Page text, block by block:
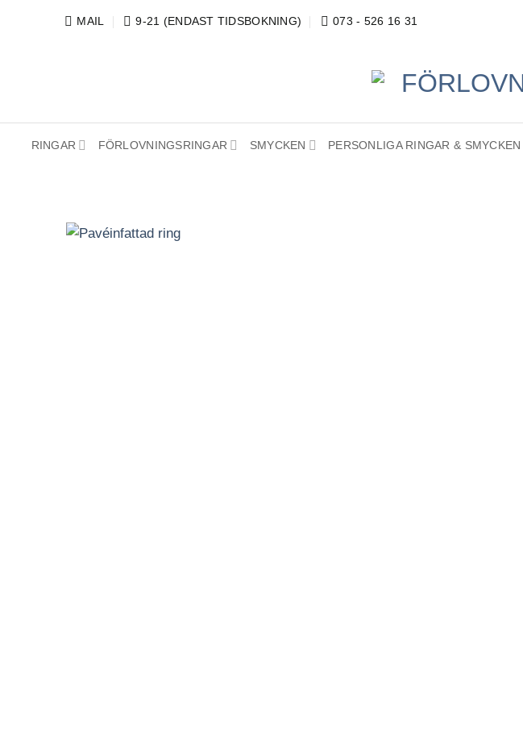
MAIL 9-21 (ENDAST TIDSBOKNING) 073 - 526 16 31
RINGAR FÖRLOVNINGSRINGAR SMYCKEN PERSONLIGA RINGAR & SMYCKEN